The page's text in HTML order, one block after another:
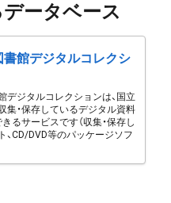
ータベース
書館デジタルコレクシ
デジタルコレクションは、国立
集・保存しているデジタル資料
るサービスです（収集・保存し
、CD/DVD等のパッケージソフ